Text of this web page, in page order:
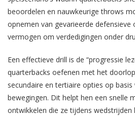
beoordelen en nauwkeurige throws
opnemen van gevarieerde defensieve
vermogen om verdedigingen onder
Een effectieve drill is de “progressie
quarterbacks oefenen met het
secundaire en tertiaire opties op basis
bewegingen. Dit helpt hen een snelle
ontwikkelen die ze tijdens wedstrijden